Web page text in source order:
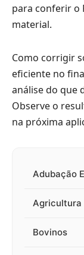
para conferir o
material.
Como corrigir
eficiente no
análise do que
Observe o
na próxima
Adubação
Agricultura
Bovinos